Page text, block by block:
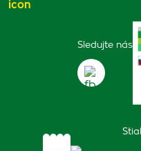
Sledujte nás